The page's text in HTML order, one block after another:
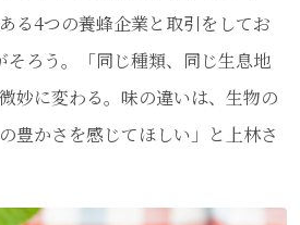
る4つの養蜂企業と取引をしてお
そろう。「同じ種類、同じ生息地
妙に変わる。味の違いは、生物の
豊かさを感じてほしい」と上林さ